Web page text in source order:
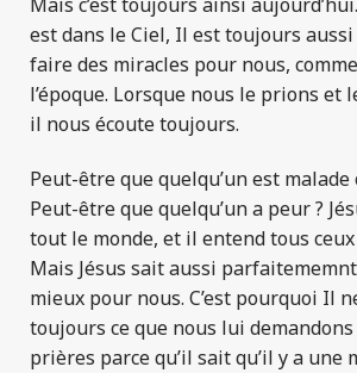
Mais c’est toujours ainsi
est dans le Ciel, Il est toujours
faire des miracles pour nous,
l’époque. Lorsque nous le prions et
il nous écoute toujours.
Peut-être que quelqu’un est
Peut-être que quelqu’un a peur ?
tout le monde, et il entend tous
Mais Jésus sait aussi
mieux pour nous. C’est pourquoi Il
toujours ce que nous lui demandons
prières parce qu’il sait qu’il y a une